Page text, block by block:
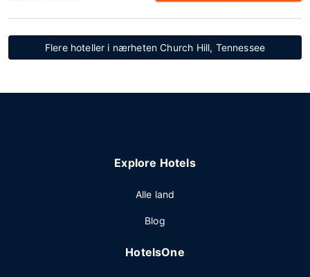
Flere hoteller i nærheten Church Hill, Tennessee
Explore Hotels
Alle land
Blog
HotelsOne